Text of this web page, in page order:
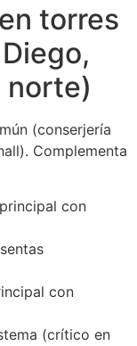
torres
norte)
(conserjería
Complementa
con
con
(crítico en